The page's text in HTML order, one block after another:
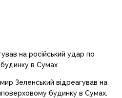
Зеленський відреагував на
будинку в Сумах.